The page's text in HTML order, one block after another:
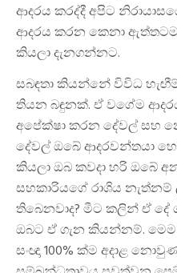
ආදරය කරද්දී අපිට
ආදරය කරන කෙනා
කියලා දැනගන්නට.
සබඳතා කියන්නේ විවිධ
තියන බඳුනක්. ඒ වගේම
අපේක්ෂා කරන දේවල් සහ
දේවල් ඔබේ ආදරවන්තයා
කියලා ඔබ කවදා හරි ඔබේ
සහකාරියගේ රාශිය
තිබෙනවාද? මීට කලින් ඒ දේ
ඔබට ඒ ගැන කියන්නම්.
සංඥා 100% ක්ම අදාළ